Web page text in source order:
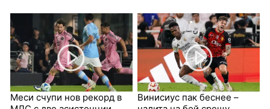
Меси счупи нов рекорд в
Винисиус пак беснее –